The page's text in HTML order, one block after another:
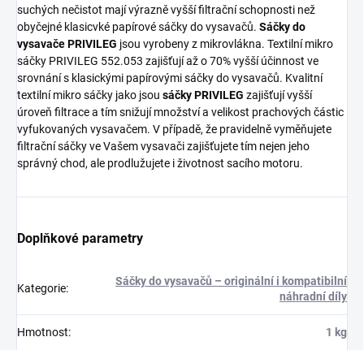
suchých nečistot mají výrazně vyšší filtrační schopnosti než
obyčejné klasicvké papírové sáčky do vysavačů. Sáčky do
vysavače PRIVILEG jsou vyrobeny z mikrovlákna. Textilní mikro
sáčky PRIVILEG 552.053 zajišťují až o 70% vyšší účinnost ve
srovnání s klasickými papírovými sáčky do vysavačů. Kvalitní
textilní mikro sáčky jako jsou sáčky PRIVILEG zajišťují vyšší
úroveň filtrace a tím snižují množství a velikost prachových částic
vyfukovaných vysavačem. V případě, že pravidelně vyměňujete
filtrační sáčky ve Vašem vysavači zajišťujete tím nejen jeho
správný chod, ale prodlužujete i životnost sacího motoru.
Doplňkové parametry
Kategorie:
Sáčky do vysavačů – originální i kompatibilní
náhradní díly
Hmotnost: 1 kg